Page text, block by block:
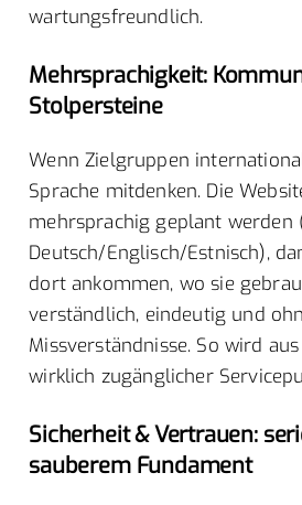
wartungsfreundlich.
Mehrsprachigkeit:
Stolpersteine
Wenn Zielgruppen
Sprache mitdenken. Die
mehrsprachig geplant werden
Deutsch/Englisch/Estnisch),
dort ankommen, wo sie
verständlich, eindeutig und
Missverständnisse. So wird
wirklich zugänglicher
Sicherheit & Vertrauen:
sauberem Fundament